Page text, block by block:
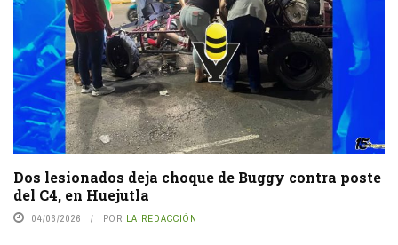
Dos lesionados deja choque de Buggy contra poste
del C4, en Huejutla
04/06/2026 POR LA REDACCIÓN